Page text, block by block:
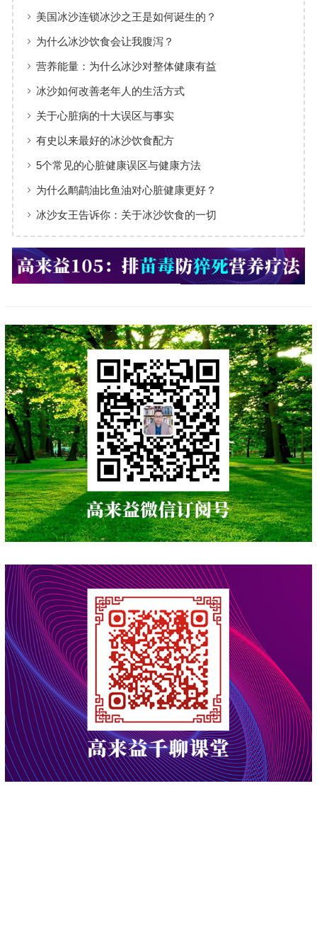
美国冰沙连锁冰沙之王是如何诞生的？
为什么冰沙饮食会让我腹泻？
营养能量：为什么冰沙对整体健康有益
冰沙如何改善老年人的生活方式
关于心脏病的十大误区与事实
有史以来最好的冰沙饮食配方
5个常见的心脏健康误区与健康方法
为什么鸸鹋油比鱼油对心脏健康更好？
冰沙女王告诉你：关于冰沙饮食的一切